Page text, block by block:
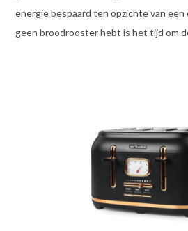
energie bespaard ten opzichte van
geen broodrooster hebt is het tijd om